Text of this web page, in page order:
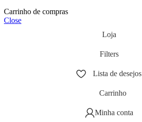
Carrinho de compras
Close
Loja
Filters
Lista de desejos
Carrinho
Minha conta